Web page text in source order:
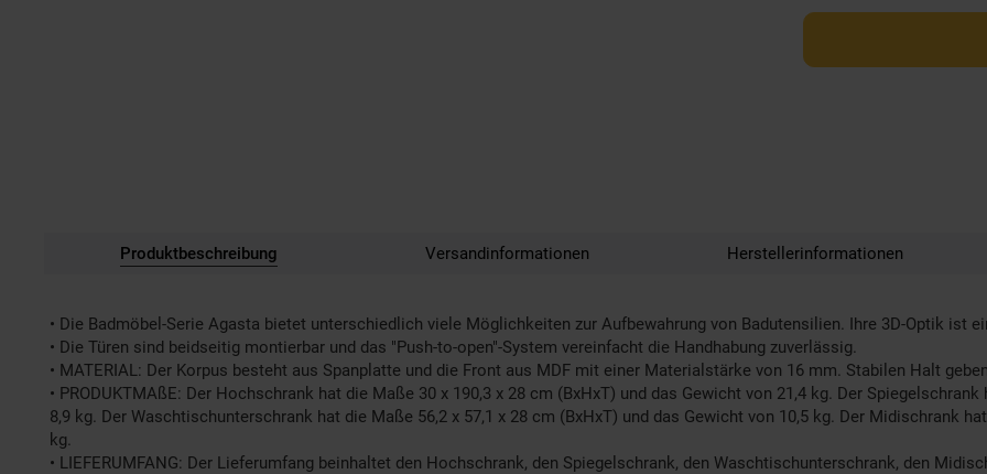
Produktbeschreibung Versandinformationen Herstellerinformationen
• Die Badmöbel-Serie Agasta bietet unterschiedlich viele Möglichkeiten zur Aufbewahrung von Badutensilien. Ihre 3D-Optik ist
• Die Türen sind beidseitig montierbar und das "Push-to-open"-System vereinfacht die Handhabung zuverlässig.
• MATERIAL: Der Korpus besteht aus Spanplatte und die Front aus MDF mit einer Materialstärke von 16 mm. Stabilen Halt
• PRODUKTMAßE: Der Hochschrank hat die Maße 30 x 190,3 x 28 cm (BxHxT) und das Gewicht von 21,4 kg. Der
8,9 kg. Der Waschtischunterschrank hat die Maße 56,2 x 57,1 x 28 cm (BxHxT) und das Gewicht von 10,5 kg. Der Midischrank
kg.
• LIEFERUMFANG: Der Lieferumfang beinhaltet den Hochschrank, den Spiegelschrank, den Waschtischunterschrank, den